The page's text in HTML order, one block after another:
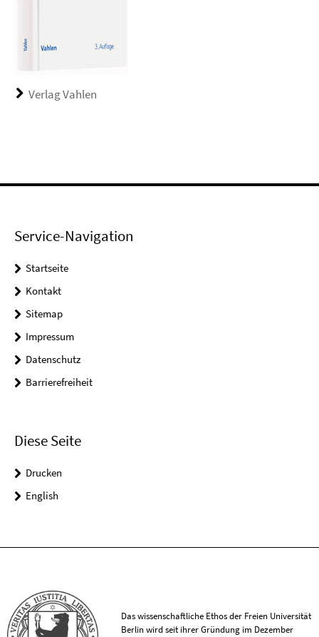
Verlag Vahlen
Service-Navigation
Startseite
Kontakt
Sitemap
Impressum
Datenschutz
Barrierefreiheit
Diese Seite
Drucken
English
Das wissenschaftliche Ethos der Freien Universität
Berlin wird seit ihrer Gründung im Dezember